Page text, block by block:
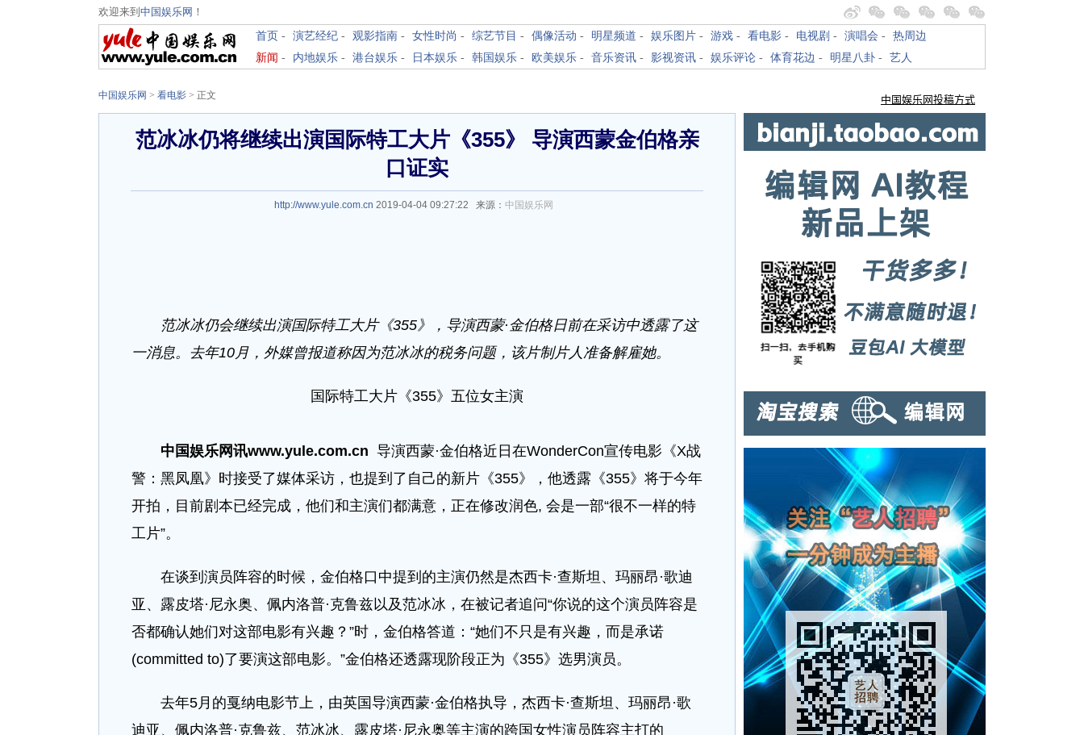
欢迎来到 中国娱乐网 ！
首页 - 演艺经纪 - 观影指南 - 女性时尚 - 综艺节目 - 偶像活动 - 明星频道 - 娱乐图片 - 游戏 - 看电影 - 电视剧 - 演唱会 - 热周边
新闻 - 内地娱乐 - 港台娱乐 - 日本娱乐 - 韩国娱乐 - 欧美娱乐 - 音乐资讯 - 影视资讯 - 娱乐评论 - 体育花边 - 明星八卦 - 艺人
中国娱乐网 > 看电影 > 正文
范冰冰仍将继续出演国际特工大片《355》 导演西蒙金伯格亲
口证实
http://www.yule.com.cn 2019-04-04 09:27:22 来源： 中国娱乐网
范冰冰仍会继续出演国际特工大片《355》，导演西蒙·金伯格日前在采访中透露了这
一消息。去年10月，外媒曾报道称因为范冰冰的税务问题，该片制片人准备解雇她。
国际特工大片《355》五位女主演
中国娱乐网讯www.yule.com.cn 导演西蒙·金伯格近日在WonderCon宣传电影《X战
警：黑凤凰》时接受了媒体采访，也提到了自己的新片《355》，他透露《355》将于今年
开拍，目前剧本已经完成，他们和主演们都满意，正在修改润色, 会是一部“很不一样的特
工片”。
在谈到演员阵容的时候，金伯格口中提到的主演仍然是杰西卡·查斯坦、玛丽昂·歌迪
亚、露皮塔·尼永奥、佩内洛普·克鲁兹以及范冰冰，在被记者追问“你说的这个演员阵容是
否都确认她们对这部电影有兴趣？”时，金伯格答道：“她们不只是有兴趣，而是承诺
(committed to)了要演这部电影。”金伯格还透露现阶段正为《355》选男演员。
去年5月的戛纳电影节上，由英国导演西蒙·金伯格执导，杰西卡·查斯坦、玛丽昂·歌
迪亚、佩内洛普·克鲁兹、范冰冰、露皮塔·尼永奥等主演的跨国女性演员阵容主打的